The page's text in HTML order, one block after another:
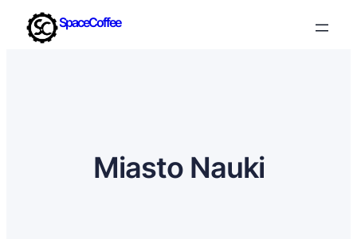
SpaceCoffee
Miasto Nauki